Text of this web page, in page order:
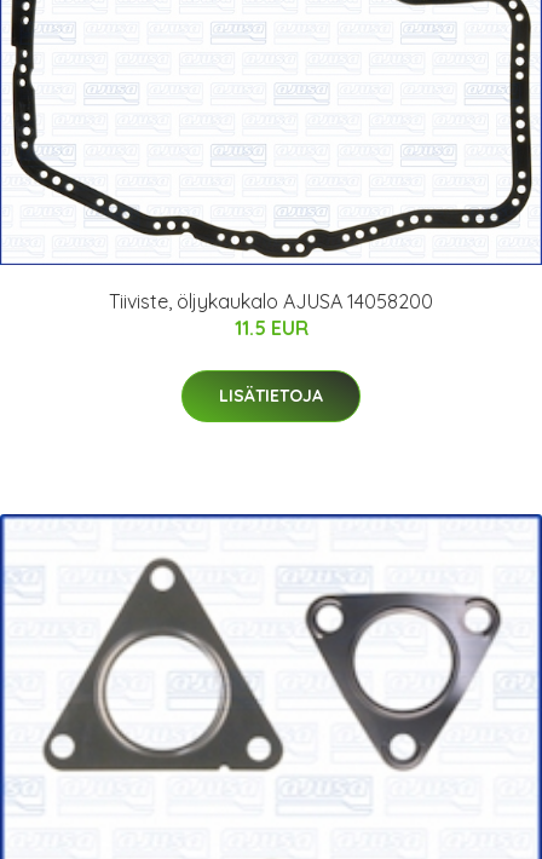
Tiiviste, öljykaukalo AJUSA 14058200
11.5 EUR
LISÄTIETOJA